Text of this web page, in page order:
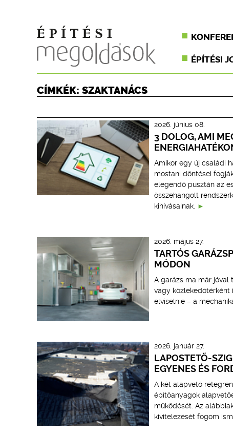
ÉPÍTÉSI
CÍMKÉK: SZAKTANÁCS
2026. június 08.
3 DOLOG, AMI
Amikor egy új családi
mostani döntései
elegendő pusztán az
összehangolt
kihívásainak.
2026. május 27.
TARTÓS
MÓDON
A garázs ma már
vagy
elviselnie – a
2026. január 27.
LAPOSTETŐ-
EGYENES ÉS
A két alapvető
építőanyagok
működését. Az
kivitelezését fogom